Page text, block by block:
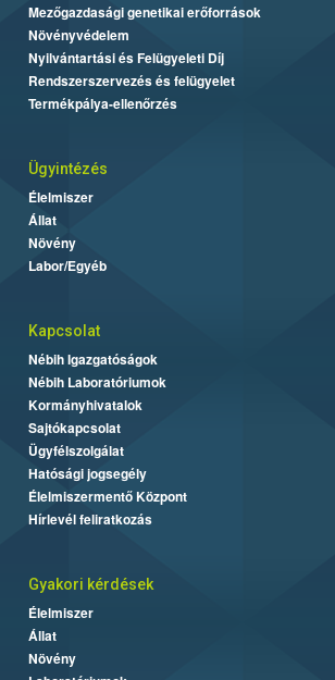
Mezőgazdasági genetikai erőforrások
Növényvédelem
Nyilvántartási és Felügyeleti Díj
Rendszerszervezés és felügyelet
Termékpálya-ellenőrzés
Ügyintézés
Élelmiszer
Állat
Növény
Labor/Egyéb
Kapcsolat
Nébih Igazgatóságok
Nébih Laboratóriumok
Kormányhivatalok
Sajtókapcsolat
Ügyfélszolgálat
Hatósági jogsegély
Élelmiszermentő Központ
Hírlevél feliratkozás
Gyakori kérdések
Élelmiszer
Állat
Növény